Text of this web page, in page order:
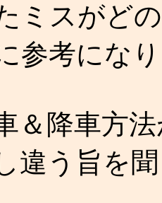
ミスがど
参考にな
＆降車方
違う旨を